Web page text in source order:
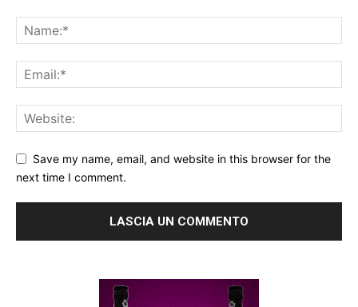
Save my name, email, and website in this browser for the
next time I comment.